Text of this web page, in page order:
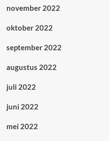
november 2022
oktober 2022
september 2022
augustus 2022
juli 2022
juni 2022
mei 2022